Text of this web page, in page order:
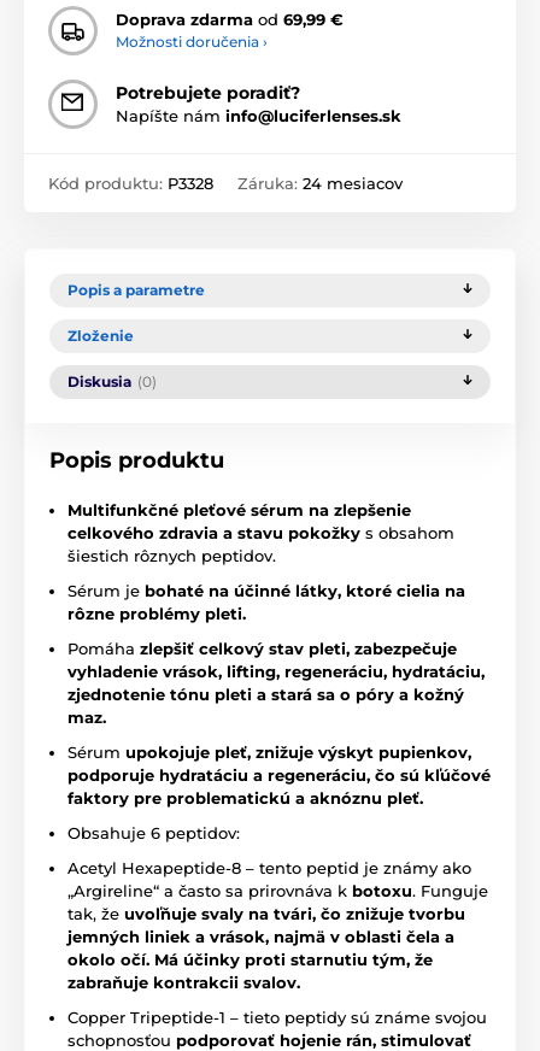
Doprava zdarma od 69,99 €
Možnosti doručenia ›
Potrebujete poradiť?
Napíšte nám info@luciferlenses.sk
Kód produktu: P3328 Záruka: 24 mesiacov
Popis a parametre
Zloženie
Diskusia (0)
Popis produktu
Multifunkčné pleťové sérum na zlepšenie
celkového zdravia a stavu pokožky s obsahom
šiestich rôznych peptidov.
Sérum je bohaté na účinné látky, ktoré cielia na
rôzne problémy pleti.
Pomáha zlepšiť celkový stav pleti, zabezpečuje
vyhladenie vrások, lifting, regeneráciu, hydratáciu,
zjednotenie tónu pleti a stará sa o póry a kožný
maz.
Sérum upokojuje pleť, znižuje výskyt pupienkov,
podporuje hydratáciu a regeneráciu, čo sú kľúčové
faktory pre problematickú a aknóznu pleť.
Obsahuje 6 peptidov:
Acetyl Hexapeptide-8 – tento peptid je známy ako
„Argireline“ a často sa prirovnáva k botoxu. Funguje
tak, že uvoľňuje svaly na tvári, čo znižuje tvorbu
jemných liniek a vrások, najmä v oblasti čela a
okolo očí. Má účinky proti starnutiu tým, že
zabraňuje kontrakcii svalov.
Copper Tripeptide-1 – tieto peptidy sú známe svojou
schopnosťou podporovať hojenie rán, stimulovať